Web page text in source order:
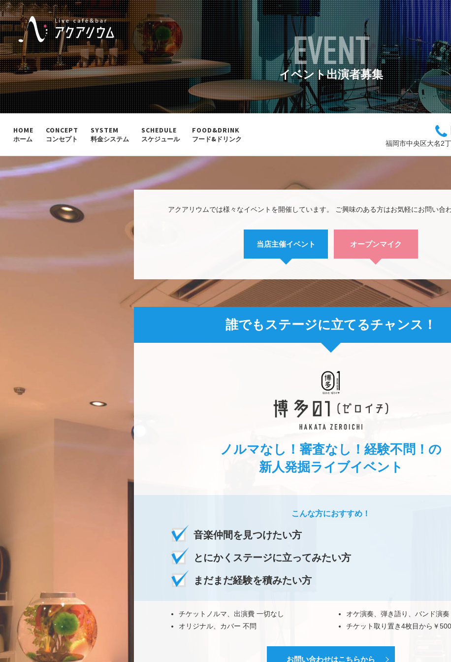
EVENT
イベント出演者募集
HOME
ホーム
CONCEPT
コンセプト
SYSTEM
料金システム
SCHEDULE
スケジュール
FOOD&DRINK
フード&ドリンク
福岡市中央区大名2
アクアリウムでは様々なイベントを開催しています。 ご興味のある方はお気軽にお問い合
当店主催イベント オープンマイク
誰でもステージに立てるチャンス！
ノルマなし！審査なし！経験不問！の
新人発掘ライブイベント
こんな方におすすめ！
音楽仲間を見つけたい方
とにかくステージに立ってみたい方
まだまだ経験を積みたい方
チケットノルマ、出演費 一切なし
オリジナル、カバー 不問
オケ演奏、弾き語り、バンド演奏
チケット取り置き4枚目から￥
お問い合わせはこちらから